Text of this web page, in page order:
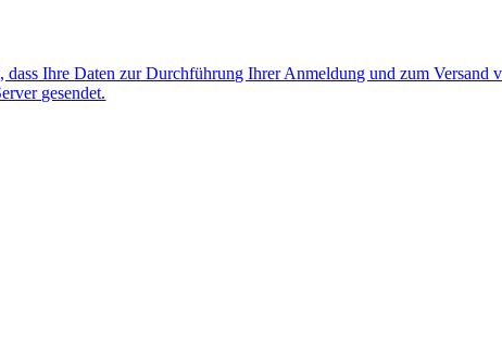
Ihre Daten zur Durchführung Ihrer Anmeldung und zum Versand
gesendet.